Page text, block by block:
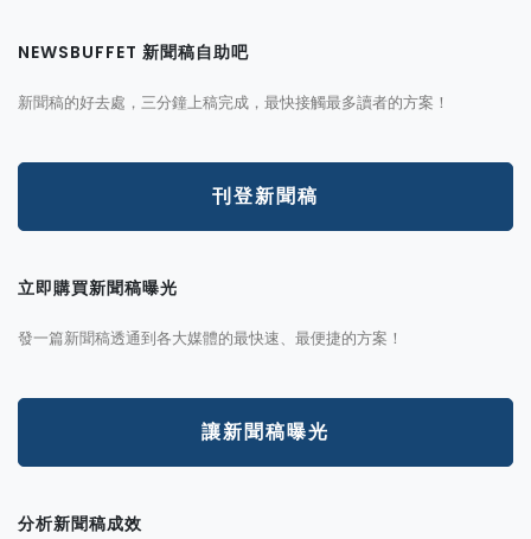
NEWSBUFFET 新聞稿自助吧
新聞稿的好去處，三分鐘上稿完成，最快接觸最多讀者的方案！
刊登新聞稿
立即購買新聞稿曝光
發一篇新聞稿透通到各大媒體的最快速、最便捷的方案！
讓新聞稿曝光
分析新聞稿成效